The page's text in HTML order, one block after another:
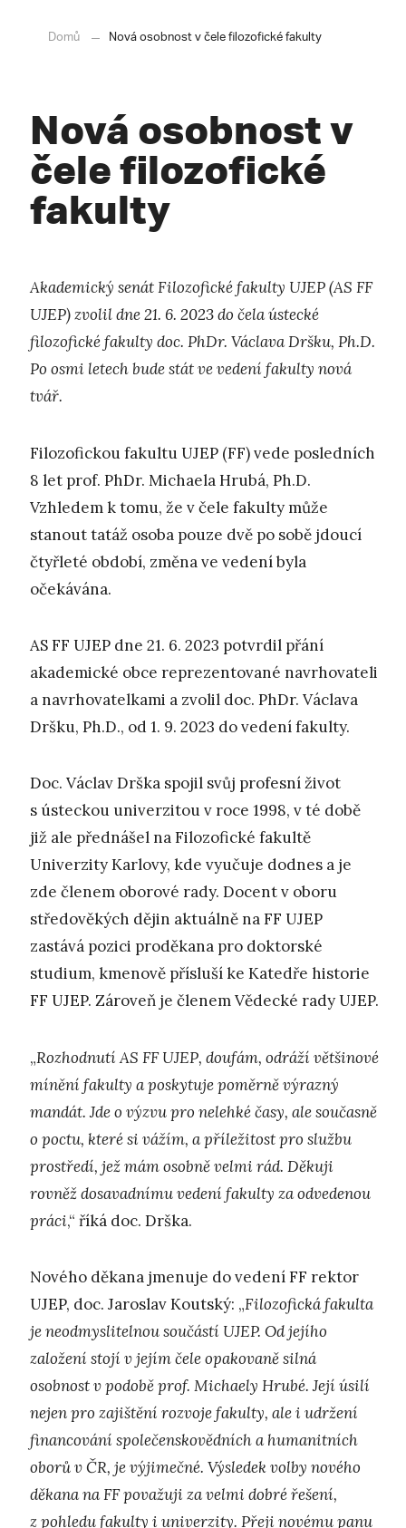
Domů Nová osobnost v čele filozofické fakulty
Nová osobnost v
čele filozofické
fakulty
Akademický senát Filozofické fakulty UJEP (AS FF
UJEP) zvolil dne 21. 6. 2023 do čela ústecké
filozofické fakulty doc. PhDr. Václava Dršku, Ph.D.
Po osmi letech bude stát ve vedení fakulty nová
tvář.
Filozofickou fakultu UJEP (FF) vede posledních
8 let prof. PhDr. Michaela Hrubá, Ph.D.
Vzhledem k tomu, že v čele fakulty může
stanout tatáž osoba pouze dvě po sobě jdoucí
čtyřleté období, změna ve vedení byla
očekávána.
AS FF UJEP dne 21. 6. 2023 potvrdil přání
akademické obce reprezentované navrhovateli
a navrhovatelkami a zvolil doc. PhDr. Václava
Dršku, Ph.D., od 1. 9. 2023 do vedení fakulty.
Doc. Václav Drška spojil svůj profesní život
s ústeckou univerzitou v roce 1998, v té době
již ale přednášel na Filozofické fakultě
Univerzity Karlovy, kde vyučuje dodnes a je
zde členem oborové rady. Docent v oboru
středověkých dějin aktuálně na FF UJEP
zastává pozici proděkana pro doktorské
studium, kmenově přísluší ke Katedře historie
FF UJEP. Zároveň je členem Vědecké rady UJEP.
„Rozhodnutí AS FF UJEP, doufám, odráží většinové
mínění fakulty a poskytuje poměrně výrazný
mandát. Jde o výzvu pro nelehké časy, ale současně
o poctu, které si vážím, a příležitost pro službu
prostředí, jež mám osobně velmi rád. Děkuji
rovněž dosavadnímu vedení fakulty za odvedenou
práci,“ říká doc. Drška.
Nového děkana jmenuje do vedení FF rektor
UJEP, doc. Jaroslav Koutský: „Filozofická fakulta
je neodmyslitelnou součástí UJEP. Od jejího
založení stojí v jejím čele opakovaně silná
osobnost v podobě prof. Michaely Hrubé. Její úsilí
nejen pro zajištění rozvoje fakulty, ale i udržení
financování společenskovědních a humanitních
oborů v ČR, je výjimečné. Výsledek volby nového
děkana na FF považuji za velmi dobré řešení,
z pohledu fakulty i univerzity. Přeji novému panu